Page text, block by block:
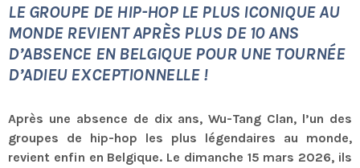
LE GROUPE DE HIP-HOP LE PLUS ICONIQUE AU
MONDE REVIENT APRÈS PLUS DE 10 ANS
D’ABSENCE EN BELGIQUE POUR UNE TOURNÉE
D’ADIEU EXCEPTIONNELLE !
Après une absence de dix ans, Wu-Tang Clan, l’un des
groupes de hip-hop les plus légendaires au monde,
revient enfin en Belgique. Le dimanche 15 mars 2026, ils